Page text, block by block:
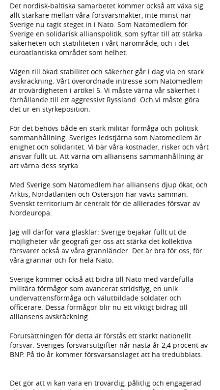
Det nordisk-baltiska samarbetet kommer också att växa sig
allt starkare mellan våra försvarsmakter, inte minst när
Sverige nu tagit steget in i Nato. Som Natomedlem för
Sverige en solidarisk allianspolitik, som syftar till att stärka
säkerheten och stabiliteten i vårt närområde, och i det
euroatlantiska området som helhet.
Vägen till ökad stabilitet och säkerhet går i dag via en stark
avskräckning. Vårt överordnade intresse som Natomedlem
är trovärdigheten i artikel 5. Vi måste värna vår säkerhet i
förhållande till ett aggressivt Ryssland. Och vi måste göra
det ur en styrkeposition.
För det behövs både en stark militär förmåga och politisk
sammanhållning. Sveriges ledstjärna som Natomedlem är
enighet och solidaritet. Vi bär våra kostnader, risker och vårt
ansvar fullt ut. Att värna om alliansens sammanhållning är
att värna dess styrka.
Med Sverige som Natomedlem har alliansens djup ökat, och
Arktis, Nordatlanten och Östersjön har vävts samman.
Svenskt territorium är centralt för de allierades försvar av
Nordeuropa.
Jag vill därför vara glasklar: Sverige bejakar fullt ut de
möjligheter vår geografi ger oss att stärka det kollektiva
försvaret också av våra grannländer. Det är bra för oss, för
våra grannar och för hela Nato.
Sverige kommer också att bidra till Nato med värdefulla
militära förmågor som avancerat stridsflyg, en unik
undervattensförmåga och välutbildade soldater och
officerare. Dessa förmågor blir nu ett viktigt bidrag till
alliansens avskräckning.
Förutsättningen för detta är förstås ett starkt nationellt
försvar. Sveriges försvarsutgifter når nästa år 2,4 procent av
BNP. På tio år kommer försvarsanslaget att ha tredubblats.
Det gör att vi kan vara en trovärdig, pålitlig och engagerad